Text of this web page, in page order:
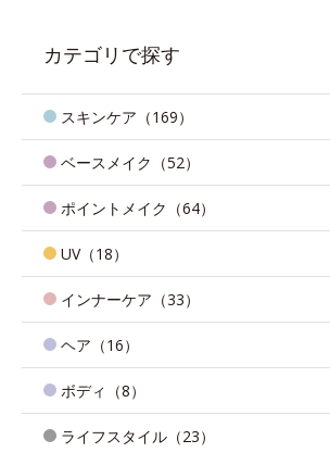
カテゴリで探す
スキンケア（169）
ベースメイク（52）
ポイントメイク（64）
UV（18）
インナーケア（33）
ヘア（16）
ボディ（8）
ライフスタイル（23）